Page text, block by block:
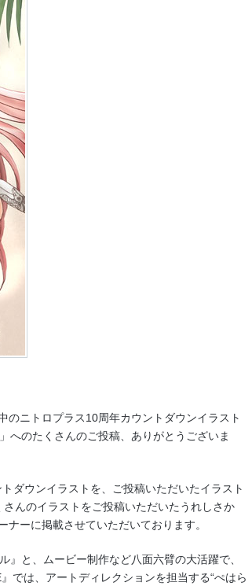
のニトロプラス10周年カウントダウンイラスト
のたくさんのご投稿、ありがとうございま
ダウンイラストを、ご投稿いただいたイラスト
んのイラストをご投稿いただいたうれしさか
ーに掲載させていただいております。
と、ムービー制作など八面六臂の大活躍で、
では、アートディレクションを担当する“ぺはら